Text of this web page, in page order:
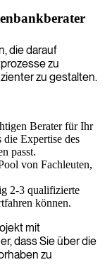
die darauf
zu
zu gestalten.
Berater für Ihr
die Expertise des
passt.
von Fachleuten,
2-3 qualifizierte
können.
mit
dass Sie über die
zu